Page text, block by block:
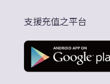
支援充值之平台